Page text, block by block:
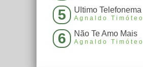
5 Ultimo Telefonema
Agnaldo Timóteo
6 Não Te Amo Mais
Agnaldo Timóteo